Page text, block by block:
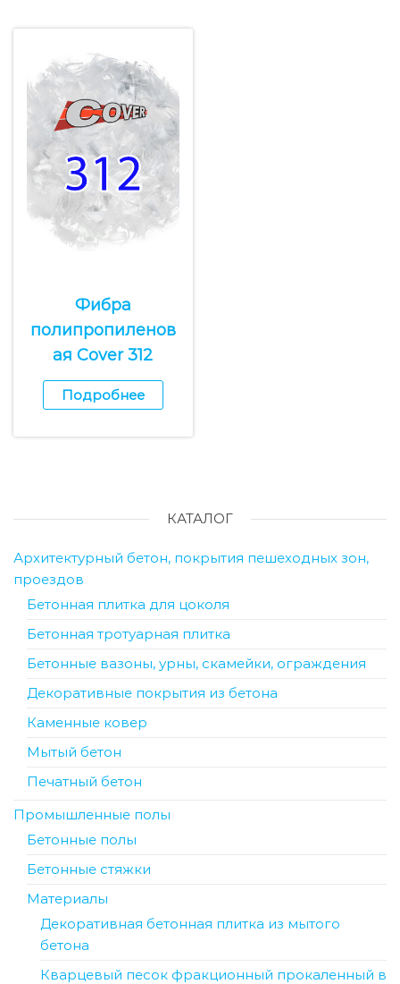
Фибра
полипропиленов
ая Cover 312
Подробнее
КАТАЛОГ
Архитектурный бетон, покрытия пешеходных зон,
проездов
Бетонная плитка для цоколя
Бетонная тротуарная плитка
Бетонные вазоны, урны, скамейки, ограждения
Декоративные покрытия из бетона
Каменные ковер
Мытый бетон
Печатный бетон
Промышленные полы
Бетонные полы
Бетонные стяжки
Материалы
Декоративная бетонная плитка из мытого
бетона
Кварцевый песок фракционный прокаленный в